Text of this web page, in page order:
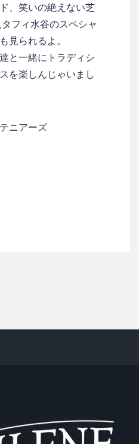
、笑いの絶えない芝
フィ水谷のスペシャ
見られるよ。
と一緒にトラディシ
を楽しんじゃいまし
ニアーズ